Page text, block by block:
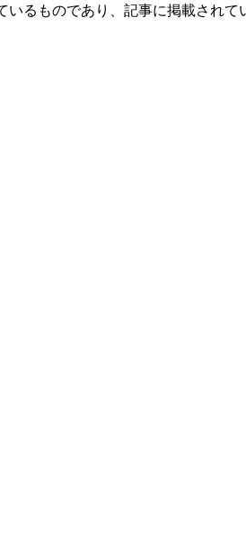
るものであり、記事に掲載され